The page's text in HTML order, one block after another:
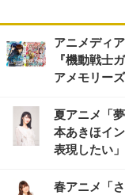
アニメディ
『機動戦士
アメモリーズ
夏アニメ「
本あきほイ
表現したい」
春アニメ「